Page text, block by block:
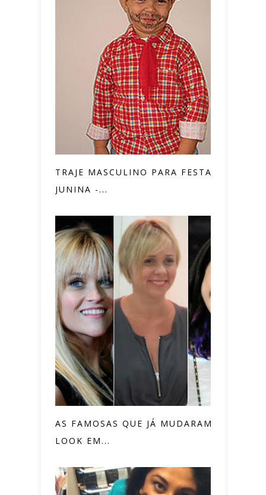
TRAJE MASCULINO PARA FESTA
JUNINA -...
AS FAMOSAS QUE JÁ MUDARAM O
LOOK EM...